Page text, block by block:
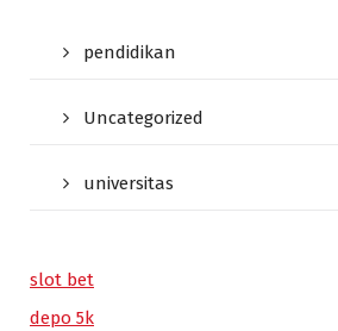
pendidikan
Uncategorized
universitas
slot bet
depo 5k